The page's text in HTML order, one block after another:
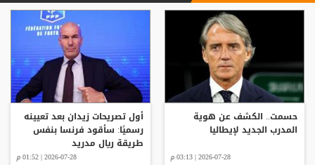
حسمت.. الكشف عن هوية
المدرب الجديد لإيطاليا
2026-07-28 | 03:13 م
أول تصريحات زيدان بعد تعيينه
رسميًا: سأقود فرنسا بنفس
طريقة ريال مدريد
2026-07-28 | 01:52 م